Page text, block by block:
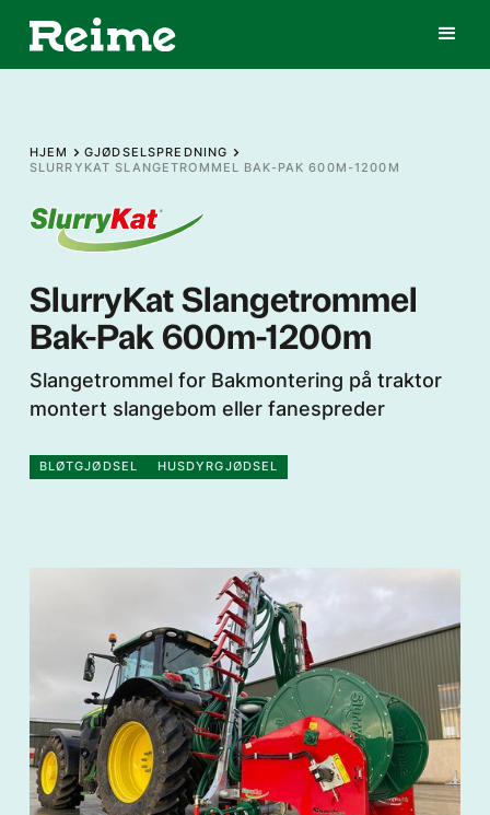
HJEM
GJØDSELSPREDNING
SLURRYKAT SLANGETROMMEL BAK-PAK 600M-1200M
SlurryKat Slangetrommel
Bak-Pak 600m-1200m
Slangetrommel for Bakmontering på traktor
montert slangebom eller fanespreder
BLØTGJØDSEL HUSDYRGJØDSEL